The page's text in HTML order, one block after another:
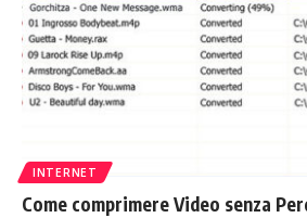
INTERNET
Come comprimere Video senza